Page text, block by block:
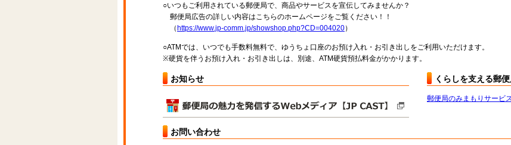
○いつもご利用されている郵便局で、商品やサービスを宣伝してみませんか？
郵便局広告の詳しい内容はこちらのホームページをご覧ください！！
（ https://www.jp-comm.jp/showshop.php?CD=004020）
○ATMでは、いつでも手数料無料で、ゆうちょ口座のお預け入れ・お引き出しをご利用いただけます。
※硬貨を伴うお預け入れ・お引き出しは、別途、ATM硬貨預払料金がかかります。
お知らせ くらしを支える郵
郵便局のみまもりサービ
お問い合わせ